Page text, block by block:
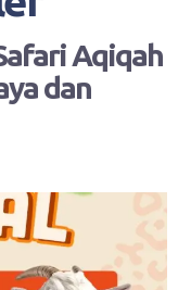
Aqiqah
dan